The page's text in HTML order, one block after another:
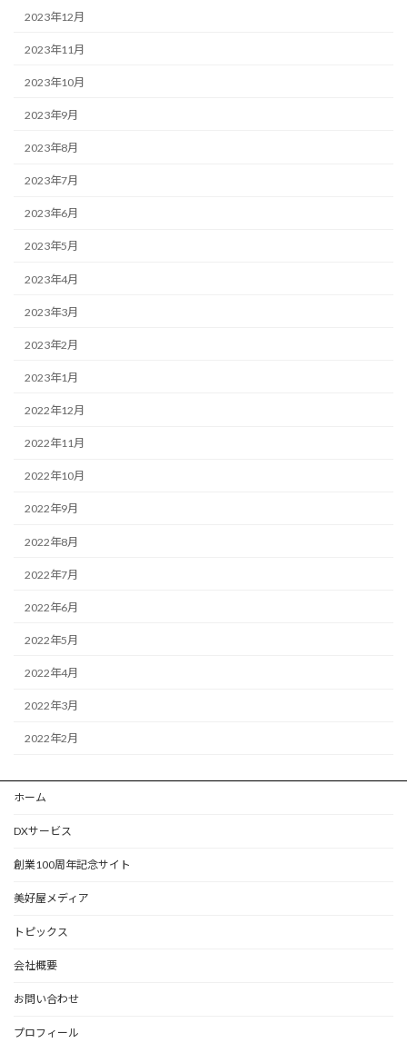
2023年12月
2023年11月
2023年10月
2023年9月
2023年8月
2023年7月
2023年6月
2023年5月
2023年4月
2023年3月
2023年2月
2023年1月
2022年12月
2022年11月
2022年10月
2022年9月
2022年8月
2022年7月
2022年6月
2022年5月
2022年4月
2022年3月
2022年2月
ホーム
DXサービス
創業100周年記念サイト
美好屋メディア
トピックス
会社概要
お問い合わせ
プロフィール